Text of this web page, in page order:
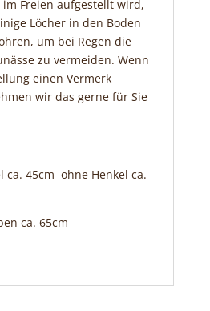
Freien aufgestellt wird,
Löcher in den Boden
um bei Regen die
zu vermeiden. Wenn
einen Vermerk
wir das gerne für Sie
ca. 45cm ohne Henkel ca.
ca. 65cm